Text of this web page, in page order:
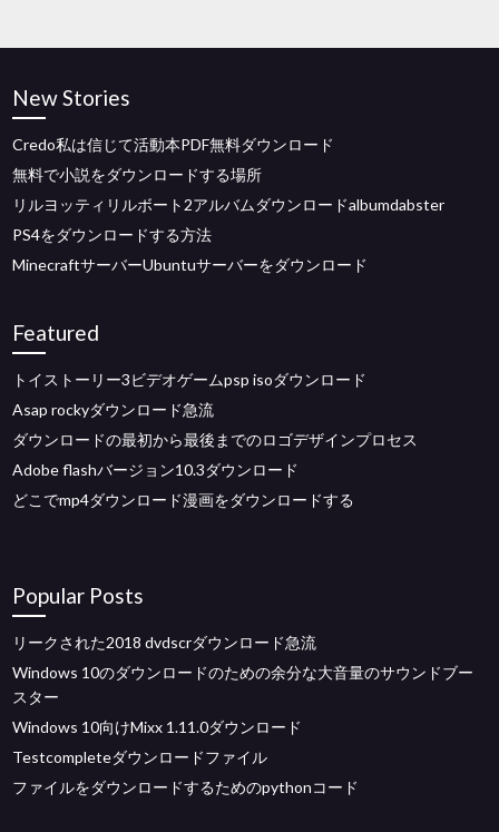
New Stories
Credo私は信じて活動本PDF無料ダウンロード
無料で小説をダウンロードする場所
リルヨッティリルボート2アルバムダウンロードalbumdabster
PS4をダウンロードする方法
MinecraftサーバーUbuntuサーバーをダウンロード
Featured
トイストーリー3ビデオゲームpsp isoダウンロード
Asap rockyダウンロード急流
ダウンロードの最初から最後までのロゴデザインプロセス
Adobe flashバージョン10.3ダウンロード
どこでmp4ダウンロード漫画をダウンロードする
Popular Posts
リークされた2018 dvdscrダウンロード急流
Windows 10のダウンロードのための余分な大音量のサウンドブー
スター
Windows 10向けMixx 1.11.0ダウンロード
Testcompleteダウンロードファイル
ファイルをダウンロードするためのpythonコード